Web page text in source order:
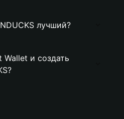
лучший?
Wallet и создать